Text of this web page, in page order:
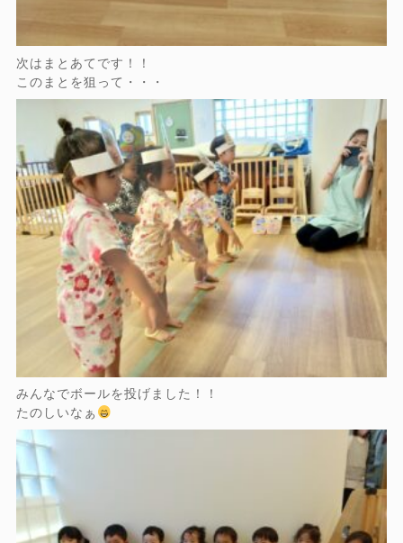
次はまとあてです！！
このまとを狙って・・・
みんなでボールを投げました！！
たのしいなぁ